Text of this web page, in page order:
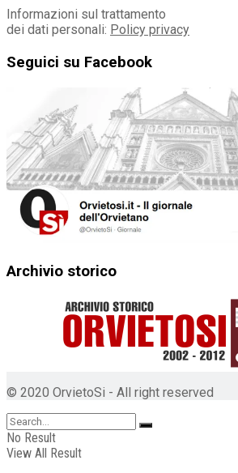
Informazioni sul trattamento
dei dati personali: Policy privacy
Seguici su Facebook
Archivio storico
© 2020 OrvietoSi - All right reserved
No Result
View All Result